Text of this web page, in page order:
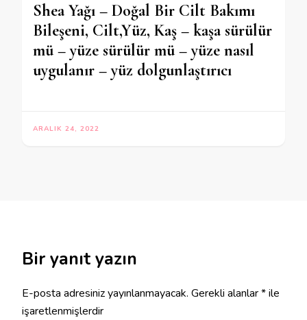
Shea Yağı – Doğal Bir Cilt Bakımı
Bileşeni, Cilt,Yüz, Kaş – kaşa sürülür
mü – yüze sürülür mü – yüze nasıl
uygulanır – yüz dolgunlaştırıcı
ARALIK 24, 2022
Bir yanıt yazın
E-posta adresiniz yayınlanmayacak. Gerekli alanlar*ile
işaretlenmişlerdir